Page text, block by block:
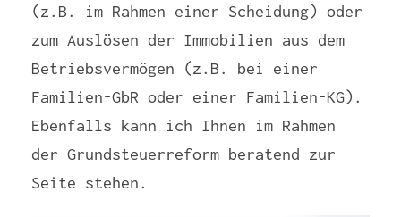
(z.B. im Rahmen einer Scheidung) oder
zum Auslösen der Immobilien aus dem
Betriebsvermögen (z.B. bei einer
Familien-GbR oder einer Familien-KG).
Ebenfalls kann ich Ihnen im Rahmen
der Grundsteuerreform beratend zur
Seite stehen.